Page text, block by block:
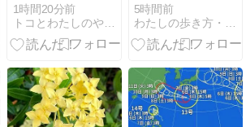
1時間20分前
トコとわたしのやんばる移住日記
テでラッシュ
ガード一式を
そろえる
5時間前
わたしの歩き方・チェンマイ生活日記